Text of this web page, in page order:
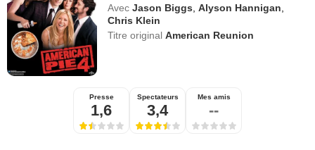
Avec Jason Biggs,Alyson Hannigan,
Chris Klein
Titre originalAmerican Reunion
Presse
1,6
Spectateurs
3,4
Mes amis
--